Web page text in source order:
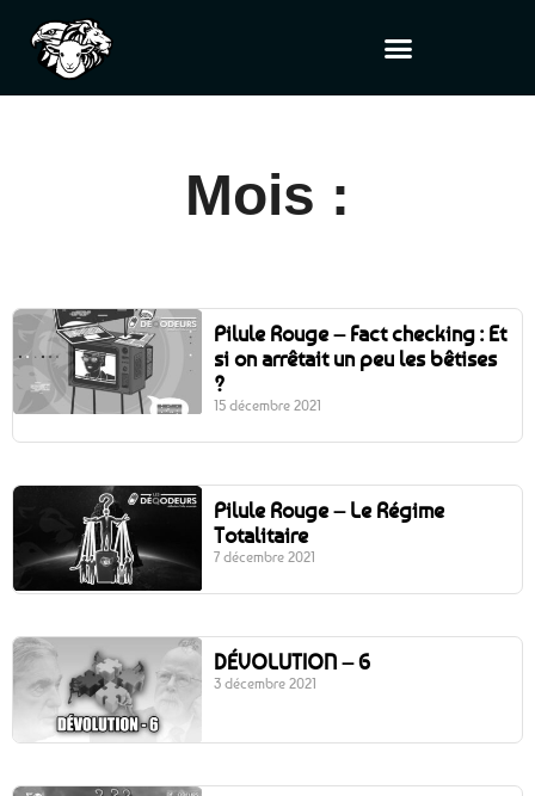
Mois :
Pilule Rouge – Fact checking : Et
si on arrêtait un peu les bêtises
?
15 décembre 2021
Pilule Rouge – Le Régime
Totalitaire
7 décembre 2021
DÉVOLUTION – 6
3 décembre 2021